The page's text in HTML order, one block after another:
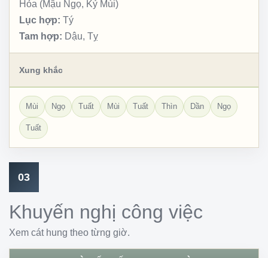
Hỏa (Mậu Ngọ, Kỷ Mùi)
Lục hợp: Tý
Tam hợp: Dậu, Tỵ
Xung khắc
Mùi Ngọ Tuất Mùi Tuất Thìn Dần Ngọ
Tuất
03
Khuyến nghị công việc
Xem cát hung theo từng giờ.